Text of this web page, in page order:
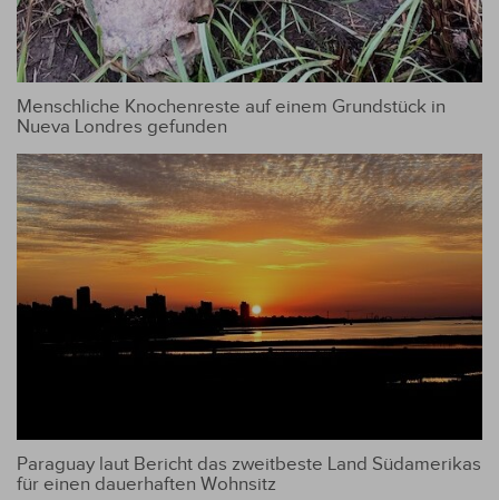
Menschliche Knochenreste auf einem Grundstück in
Nueva Londres gefunden
Paraguay laut Bericht das zweitbeste Land Südamerikas
für einen dauerhaften Wohnsitz